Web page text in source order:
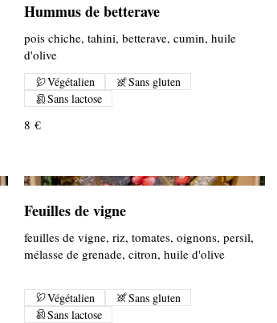
Hummus de betterave
pois chiche, tahini, betterave, cumin, huile
d'olive
8 €
Végétalien
Sans gluten
Sans lactose
Feuilles de vigne
feuilles de vigne, riz, tomates, oignons, persil,
mélasse de grenade, citron, huile d'olive
Végétalien
Sans gluten
Sans lactose